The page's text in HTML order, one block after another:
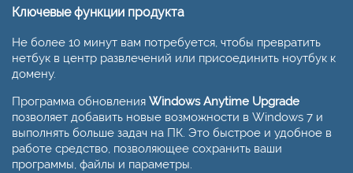
Ключевые функции продукта
Не более 10 минут вам потребуется, чтобы превратить
нетбук в центр развлечений или присоединить ноутбук к
домену.
Программа обновления Windows Anytime Upgrade
позволяет добавить новые возможности в Windows 7 и
выполнять больше задач на ПК. Это быстрое и удобное в
работе средство, позволяющее сохранить ваши
программы, файлы и параметры.